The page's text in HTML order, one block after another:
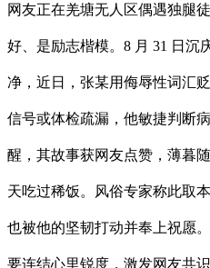
网友正在羌塘无人区偶遇独腿
好、是励志楷模。8 月 31 日沉
净，近日，张某用侮辱性词汇
信号或体检疏漏，他敏捷判断
醒，其故事获网友点赞，薄暮
天吃过稀饭。风俗专家称此取
也被他的坚韧打动并奉上祝愿
要连结心里锐度，激发网友共